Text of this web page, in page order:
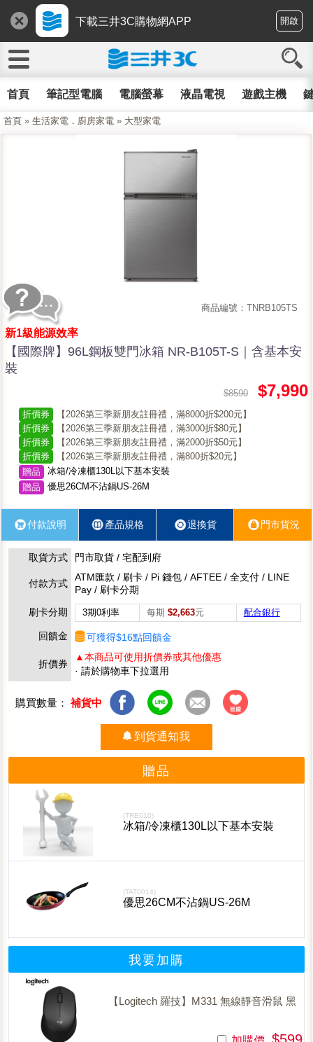
下載三井3C購物網APP 開啟
首頁 筆記型電腦 電腦螢幕 液晶電視 遊戲主機
首頁 » 生活家電．廚房家電 » 大型家電
商品編號：TNRB105TS
新1級能源效率
【國際牌】96L鋼板雙門冰箱 NR-B105T-S｜含基本安
裝
$8590 $7,990
折價券
【2026第三季新朋友註冊禮，滿8000折$200元】
折價券
【2026第三季新朋友註冊禮，滿3000折$80元】
折價券
【2026第三季新朋友註冊禮，滿2000折$50元】
折價券
【2026第三季新朋友註冊禮，滿800折$20元】
贈品
冰箱/冷凍櫃130L以下基本安裝
贈品
優思26CM不沾鍋US-26M
付款說明 產品規格 退換貨 門市貨況
取貨方式 門市取貨 / 宅配到府
付款方式
ATM匯款 / 刷卡 / Pi 錢包 / AFTEE / 全支付 / LINE
Pay / 刷卡分期
刷卡分期
3期0利率 每期 $2,663元 配合銀行
回饋金 可獲得$16點回饋金
折價券
▲本商品可使用折價券或其他優惠
· 請於購物車下拉選用
購買數量： 補貨中
到貨通知我
贈品
(TRE010)
冰箱/冷凍櫃130L以下基本安裝
(TAT0014)
優思26CM不沾鍋US-26M
我要加購
【Logitech 羅技】M331 無線靜音滑鼠 黑